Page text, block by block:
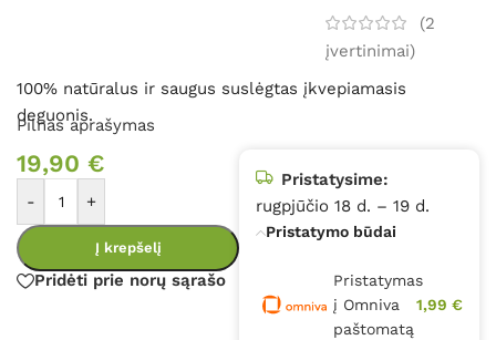
(2
įvertinimai)
100% natūralus ir saugus suslėgtas įkvepiamasis
deguonis.
Pilnas aprašymas
19,90 €
- +
Į krepšelį
Pridėti prie norų sąrašo
Pristatysime:
rugpjūčio 18 d. – 19 d.
Pristatymo būdai
Pristatymas
į Omniva
paštomatą
1,99 €